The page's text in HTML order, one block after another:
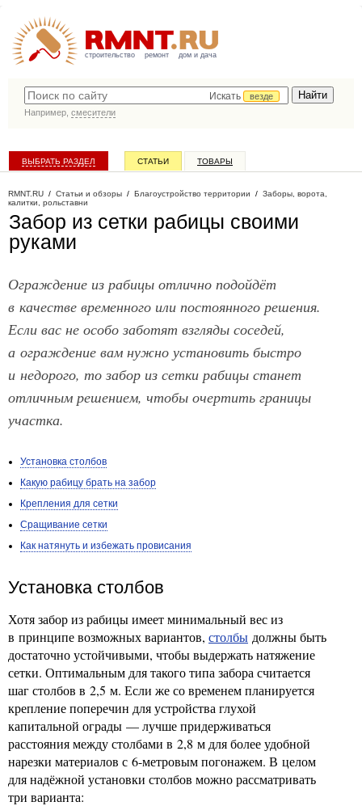
строительство ремонт дом и дача
Искать
везде
Например, смесители
ВЫБРАТЬ РАЗДЕЛ СТАТЬИ ТОВАРЫ
RMNT.RU / Статьи и обзоры / Благоустройство территории / Заборы, ворота,
калитки, рольставни
Забор из сетки рабицы своими
руками
Ограждение из рабицы отлично подойдёт
в качестве временного или постоянного решения.
Если вас не особо заботят взгляды соседей,
а ограждение вам нужно установить быстро
и недорого, то забор из сетки рабицы станет
отличным решением, чтобы очертить границы
участка.
Установка столбов
Какую рабицу брать на забор
Крепления для сетки
Сращивание сетки
Как натянуть и избежать провисания
Установка столбов
Хотя забор из рабицы имеет минимальный вес из
в принципе возможных вариантов, столбы должны быть
достаточно устойчивыми, чтобы выдержать натяжение
сетки. Оптимальным для такого типа забора считается
шаг столбов в 2,5 м. Если же со временем планируется
крепление поперечин для устройства глухой
капитальной ограды — лучше придерживаться
расстояния между столбами в 2,8 м для более удобной
нарезки материалов с 6-метровым погонажем. В целом
для надёжной установки столбов можно рассматривать
три варианта: